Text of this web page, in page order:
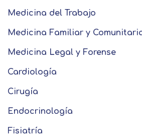
Medicina del Trabajo
Medicina Familiar y
Medicina Legal y Forense
Cardiología
Cirugía
Endocrinología
Fisiatría